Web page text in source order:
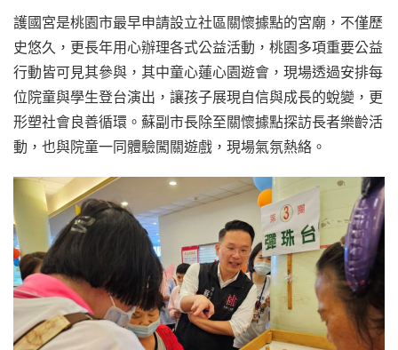
護國宮是桃園市最早申請設立社區關懷據點的宮廟，不僅歷
史悠久，更長年用心辦理各式公益活動，桃園多項重要公益
行動皆可見其參與，其中童心蓮心園遊會，現場透過安排每
位院童與學生登台演出，讓孩子展現自信與成長的蛻變，更
形塑社會良善循環。蘇副市長除至關懷據點探訪長者樂齡活
動，也與院童一同體驗闖關遊戲，現場氣氛熱絡。